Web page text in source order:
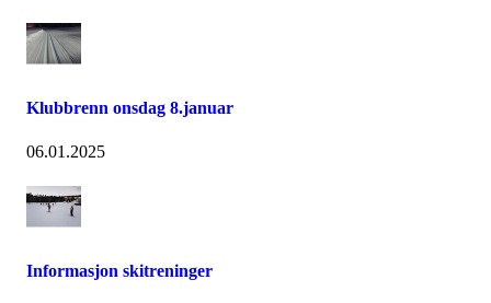
Klubbrenn onsdag 8.januar
06.01.2025
Informasjon skitreninger